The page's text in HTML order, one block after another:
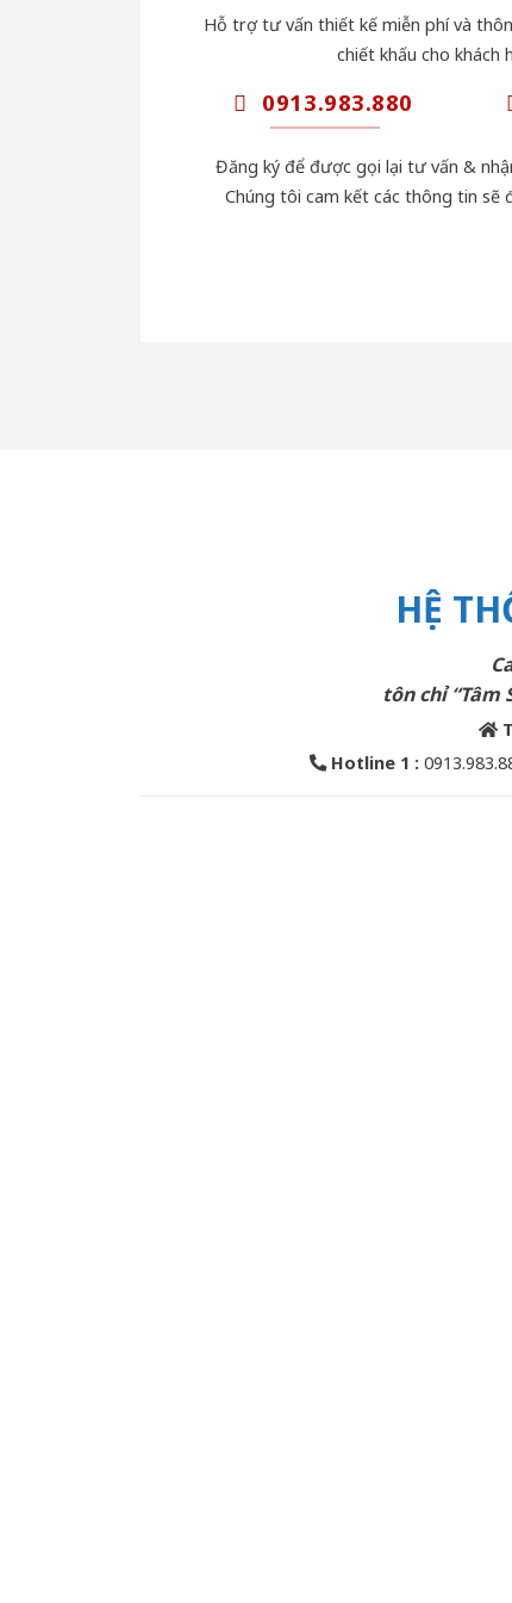
Hỗ trợ tư vấn thiết kế miễn phí và
chiết khấu cho khách
0913.983.880
Đăng ký để được gọi lại tư vấn &
Chúng tôi cam kết các thông tin sẽ
HỆ
tôn chỉ “Tâm
Hotline 1 :